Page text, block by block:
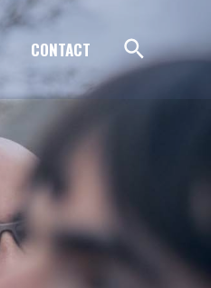
CONTACT